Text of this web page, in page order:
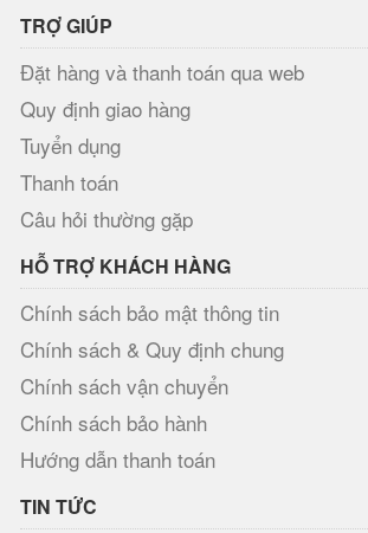
TRỢ GIÚP
Đặt hàng và thanh toán qua web
Quy định giao hàng
Tuyển dụng
Thanh toán
Câu hỏi thường gặp
HỖ TRỢ KHÁCH HÀNG
Chính sách bảo mật thông tin
Chính sách & Quy định chung
Chính sách vận chuyển
Chính sách bảo hành
Hướng dẫn thanh toán
TIN TỨC